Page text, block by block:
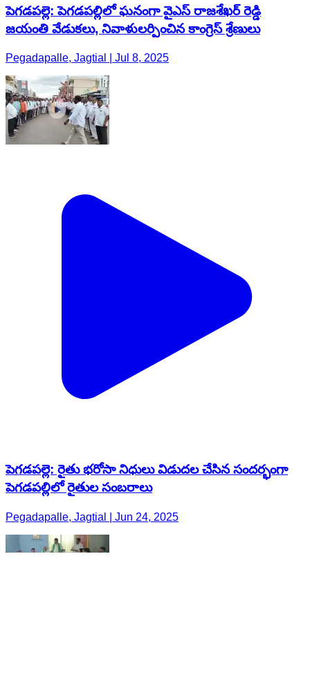
పెగడపల్లె: పెగడపల్లిలో ఘనంగా వైఎస్ రాజశేఖర్ రెడ్డి
జయంతి వేడుకలు, నివాళులర్పించిన కాంగ్రెస్ శ్రేణులు
Pegadapalle, Jagtial | Jul 8, 2025
పెగడపల్లె: రైతు భరోసా నిధులు విడుదల చేసిన సందర్భంగా
పెగడపల్లిలో రైతుల సంబరాలు
Pegadapalle, Jagtial | Jun 24, 2025